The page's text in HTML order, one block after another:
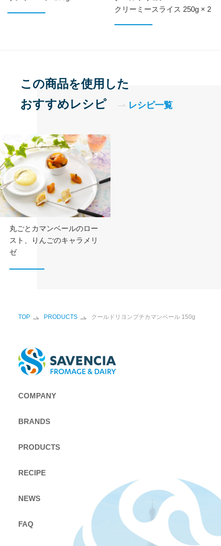
クリーミースライス 250g × 2
この商品を使用した
おすすめレシピ
レシピ一覧
丸ごとカマンベールのロー
スト、
りんごのキャラメリ
ゼ
TOP PRODUCTS クールドリヨンプチカマンベール 150g
COMPANY
BRANDS
PRODUCTS
RECIPE
NEWS
FAQ